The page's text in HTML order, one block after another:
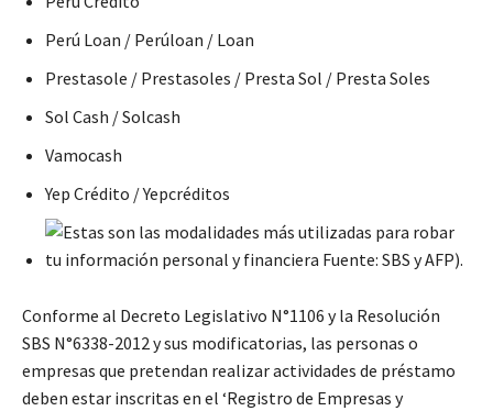
Perú Loan / Perúloan / Loan
Prestasole / Prestasoles / Presta Sol / Presta Soles
Sol Cash / Solcash
Vamocash
Yep Crédito / Yepcréditos
Conforme al Decreto Legislativo N°1106 y la Resolución
SBS N°6338-2012 y sus modificatorias, las personas o
empresas que pretendan realizar actividades de préstamo
deben estar inscritas en el ‘Registro de Empresas y